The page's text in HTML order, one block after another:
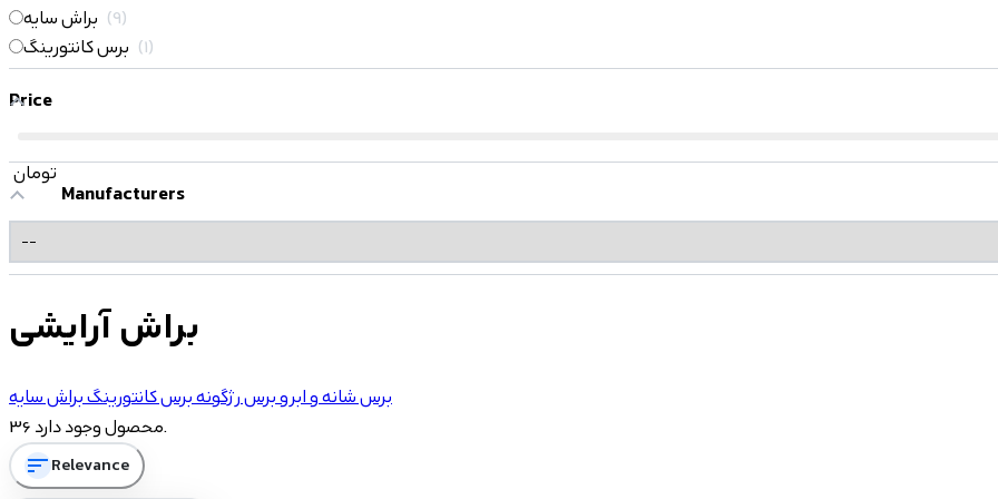
براش سایه 9
برس کانتورینگ 1
Price
تومان
Manufacturers
براش آرایشی
برس شانه و ابروبرس رژگونهبرس کانتورینگبراش سایه
36 محصول وجود دارد.
sortRelevance